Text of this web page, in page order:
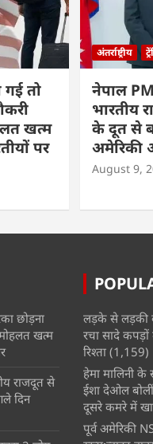
गई तो
खत्म
पर
अंतर्राष्ट्रीय
नेपाल
भारतीय
के दूत से
अमेरिकी
August 9,
छोड़ना
खत्म
राजदूत से
दिन
लड़के से लड़की
रचा सादे
रिश्ता (1,159)
हेमा मालिनी के
ईशा देओल
दूसरे कमरे में
पूर्व अमेरिकी